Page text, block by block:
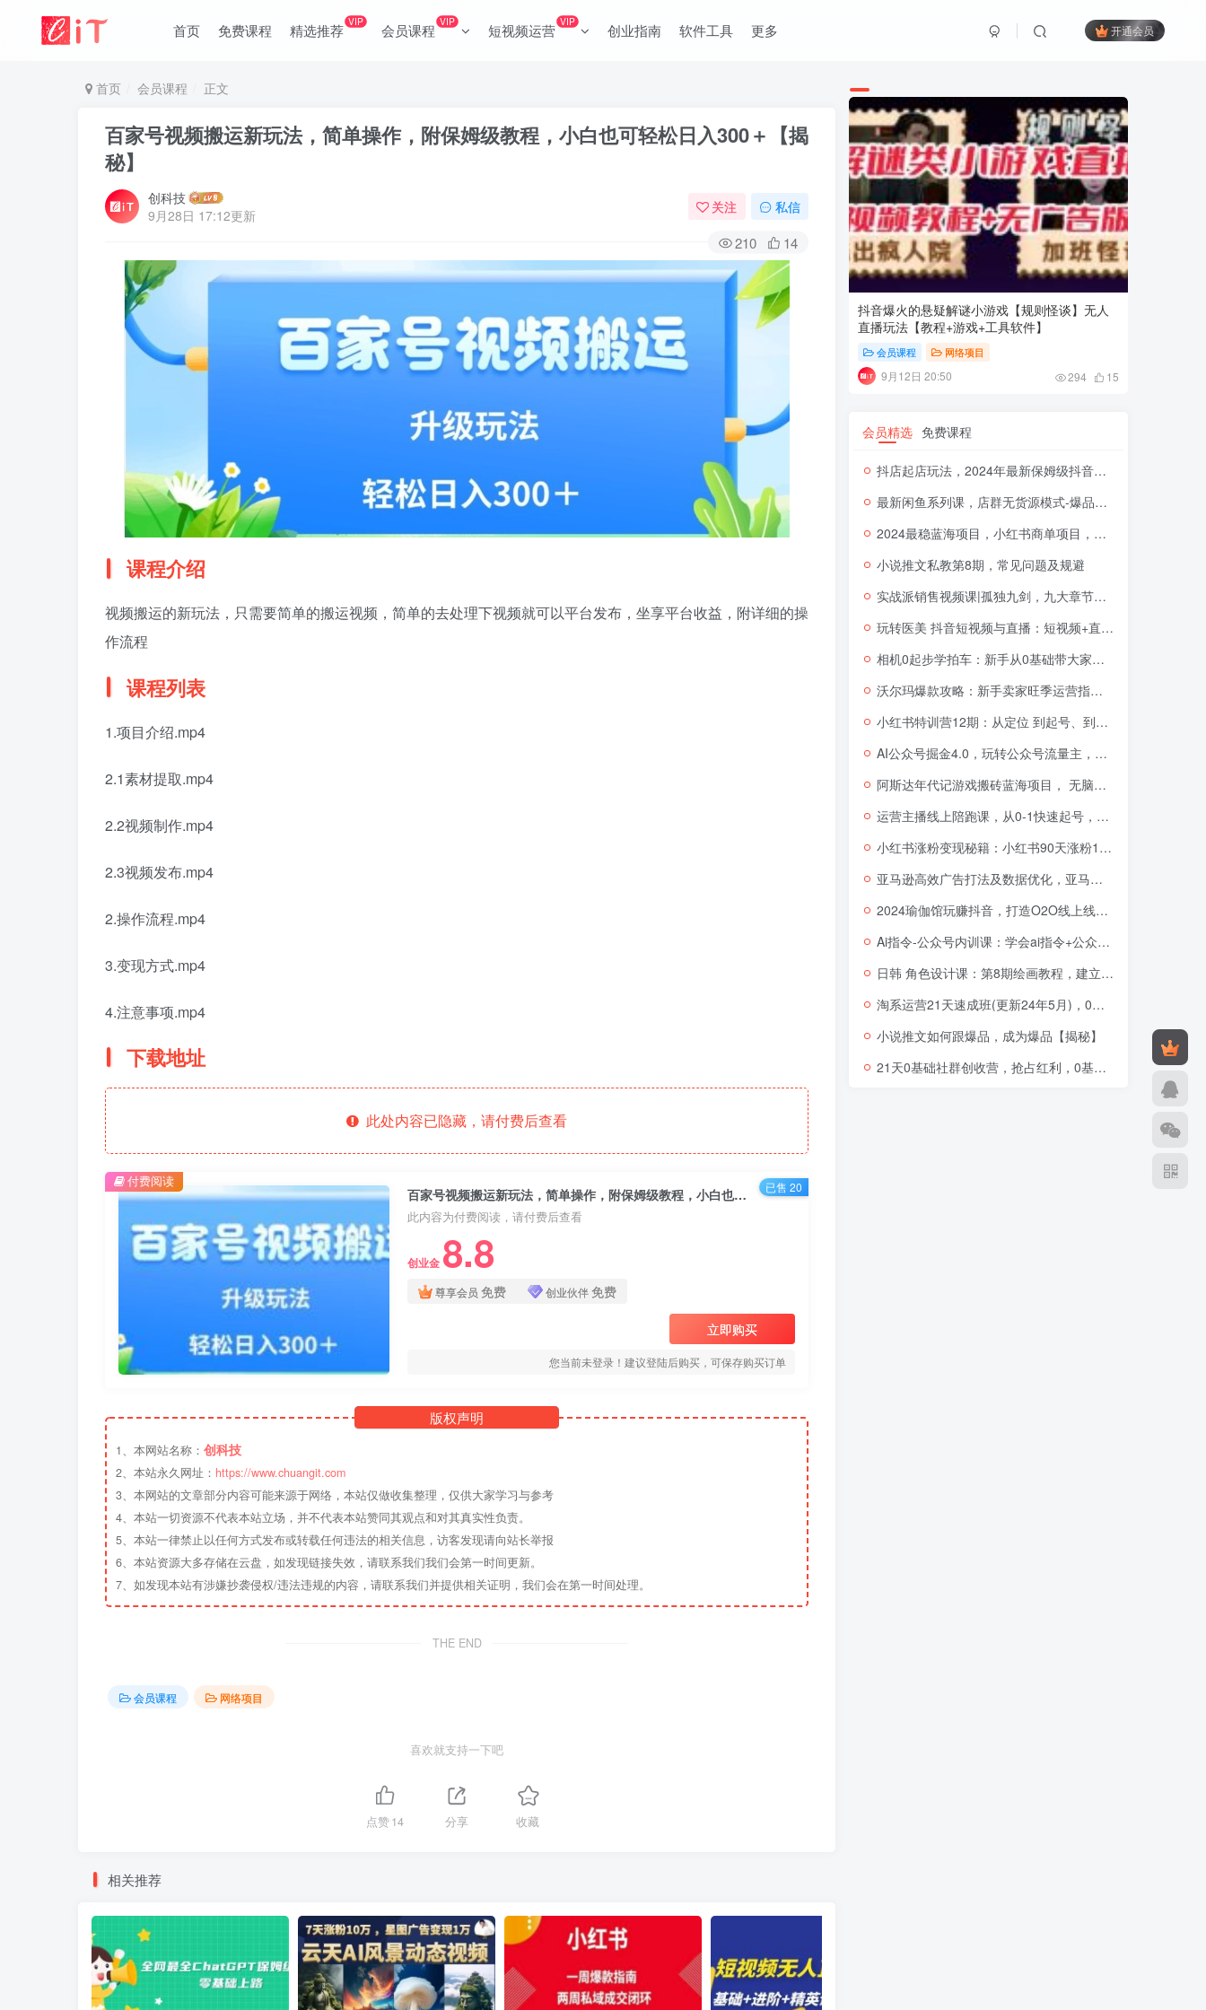
首页 免费课程 精选推荐VIP 会员课程VIP 短视频运营VIP 创业指南 软件工具 更多 开通会员
首页 会员课程 正文
百家号视频搬运新玩法，简单操作，附保姆级教程，小白也可轻松日入300＋【揭
秘】
创科技
9月28日 17:12更新
关注 私信
210 14
课程介绍
视频搬运的新玩法，只需要简单的搬运视频，简单的去处理下视频就可以平台发布，坐享平台收益，附详细的操
作流程
课程列表
1.项目介绍.mp4
2.1素材提取.mp4
2.2视频制作.mp4
2.3视频发布.mp4
2.操作流程.mp4
3.变现方式.mp4
4.注意事项.mp4
下载地址
此处内容已隐藏，请付费后查看
百家号视频搬运新玩法，简单操作，附保姆级教程，小白也可轻松日入300＋【揭秘】
此内容为付费阅读，请付费后查看
创业金 8.8
尊享会员 免费 创业伙伴免费
立即购买
您当前未登录！建议登陆后购买，可保存购买订单
付费阅读 已售 20
版权声明
1、本网站名称： 创科技
2、本站永久网址： https://www.chuangit.com
3、本网站的文章部分内容可能来源于网络，本站仅做收集整理，仅供大家学习与参考
4、本站一切资源不代表本站立场，并不代表本站赞同其观点和对其真实性负责。
5、本站一律禁止以任何方式发布或转载任何违法的相关信息，访客发现请向站长举报
6、本站资源大多存储在云盘，如发现链接失效，请联系我们我们会第一时间更新。
7、如发现本站有涉嫌抄袭侵权/违法违规的内容，请联系我们并提供相关证明，我们会在第一时间处理。
THE END
会员课程 网络项目
喜欢就支持一下吧
点赞14 分享 收藏
相关推荐
抖音爆火的悬疑解谜小游戏【规则怪谈】无人
直播玩法【教程+游戏+工具软件】
会员课程 网络项目
9月12日 20:50 294 15
会员精选 免费课程
抖店起店玩法，2024年最新保姆级抖音小店开店教程（26节视频课）
最新闲鱼系列课，店群无货源模式-爆品打造硬件+软件+人工（20节课）
2024最稳蓝海项目，小红书商单项目，没有之一【揭秘】
小说推文私教第8期，常见问题及规避
实战派销售视频课|孤独九剑，九大章节环环相扣，全面讲解销售
玩转医美 抖音短视频与直播：短视频+直播+美学分享+团购（37节）
相机0起步学拍车：新手从0基础带大家玩转汽车摄影（18节课）
沃尔玛爆款攻略：新手卖家旺季运营指南（11节视频课）
小红书特训营12期：从定位 到起号、到变现全路径带你快速打通爆款任督二脉
AI公众号掘金4.0，玩转公众号流量主，快速生成原创文章，可矩阵【揭秘】
阿斯达年代记游戏搬砖蓝海项目， 无脑搬砖日入一两张【揭秘】
运营主播线上陪跑课，从0-1快速起号，猴帝1600线上课(更新24年5月)
小红书涨粉变现秘籍：小红书90天涨粉18W，1周涨粉破万，半年矩阵号粉丝破百万
亚马逊高效广告打法及数据优化，亚马逊高阶广告打法课
2024瑜伽馆玩赚抖音，打造O2O线上线下超级门店
Ai指令-公众号内训课：学会ai指令+公众号的底层逻辑（7节课）
日韩 角色设计课：第8期绘画教程，建立适合自己的设计体系（38节课）
淘系运营21天速成班(更新24年5月)，0基础轻松搞定淘系运营，不做假把式
小说推文如何跟爆品，成为爆品【揭秘】
21天0基础社群创收营，抢占红利，0基础解锁第二职业